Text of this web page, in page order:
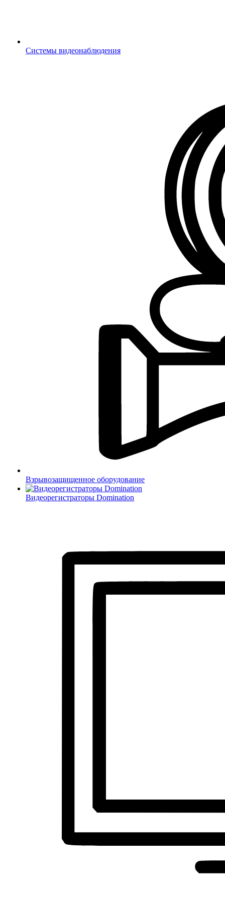
Системы видеонаблюдения
Взрывозащищенное оборудование
Видеорегистраторы Domination